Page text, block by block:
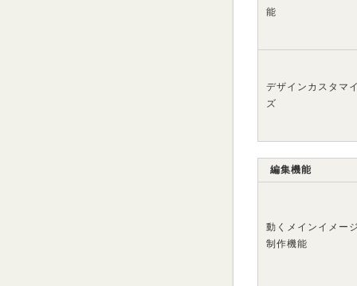
能
デザインカスタマ
ズ
編集機能
動くメインイメー
制作機能